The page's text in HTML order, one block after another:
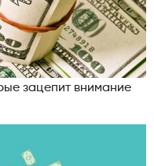
зацепит внимание